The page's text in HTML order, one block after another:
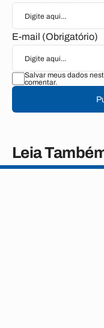
E-mail (Obrigatório)
Salvar meus dados
comentar.
Leia